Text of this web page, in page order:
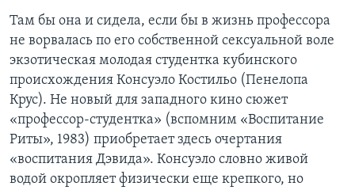
Там бы она и сидела, если бы в жизнь профессора
не ворвалась по его собственной сексуальной воле
экзотическая молодая студентка кубинского
происхождения Консуэло Костильо (Пенелопа
Крус). Не новый для западного кино сюжет
«профессор-студентка» (вспомним «Воспитание
Риты», 1983) приобретает здесь очертания
«воспитания Дэвида». Консуэло словно живой
водой окропляет физически еще крепкого, но